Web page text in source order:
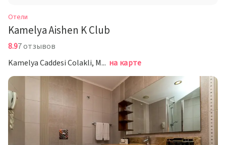
Отели
Kamelya Aishen K Club
8.97 отзывов
Kamelya Caddesi Colakli, Manavgat, Манавгат на карте